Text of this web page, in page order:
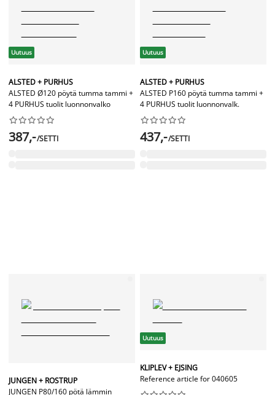
Uutuus
ALSTED + PURHUS
ALSTED Ø120 pöytä tumma tammi +
4 PURHUS tuolit luonnonvalko






387,-/SETTI
Uutuus
ALSTED + PURHUS
ALSTED P160 pöytä tumma tammi +
4 PURHUS tuolit luonnonvalk.






437,-/SETTI
JUNGEN + ROSTRUP
JUNGEN P80/160 pötä lämmin
Uutuus
KLIPLEV + EJSING
Reference article for 040605